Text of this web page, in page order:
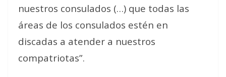
nuestros consulados (…) que todas las
áreas de los consulados estén en
discadas a atender a nuestros
compatriotas”.